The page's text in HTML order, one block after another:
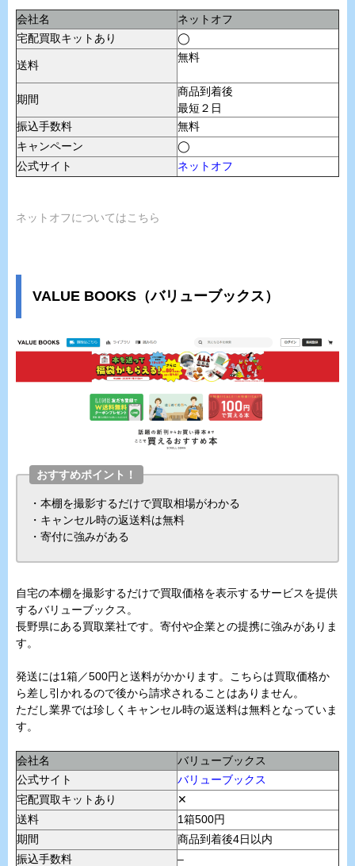
会社名
ネットオフ
宅配買取キットあり
◯
送料
無料
期間
商品到着後
最短２日
振込手数料
無料
キャンペーン
◯
公式サイト
ネットオフ
ネットオフについてはこちら
VALUE BOOKS（バリューブックス）
おすすめポイント！
・本棚を撮影するだけで買取相場がわかる
・キャンセル時の返送料は無料
・寄付に強みがある
自宅の本棚を撮影するだけで買取価格を表示するサービスを提供
するバリューブックス。
長野県にある買取業社です。寄付や企業との提携に強みがありま
す。
発送には1箱／500円と送料がかかります。こちらは買取価格か
ら差し引かれるので後から請求されることはありません。
ただし業界では珍しくキャンセル時の返送料は無料となっていま
す。
会社名
バリューブックス
公式サイト
バリューブックス
宅配買取キットあり
✕
送料
1箱500円
期間
商品到着後4日以内
振込手数料
–